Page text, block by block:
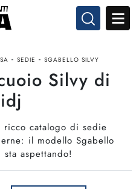
- SEDIE - SGABELLO SILVY
Silvy di
catalogo di sedie
il modello Sgabello
aspettando!